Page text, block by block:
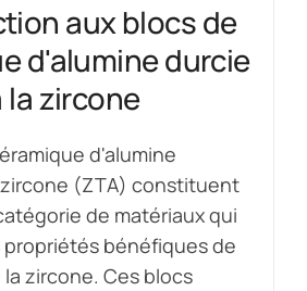
aux blocs de
d'alumine durcie
la zircone
d'alumine
(ZTA) constituent
de matériaux qui
bénéfiques de
zircone. Ces blocs